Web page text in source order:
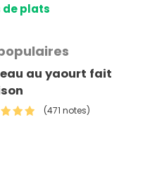
de plats
au yaourt fait
(471 notes)